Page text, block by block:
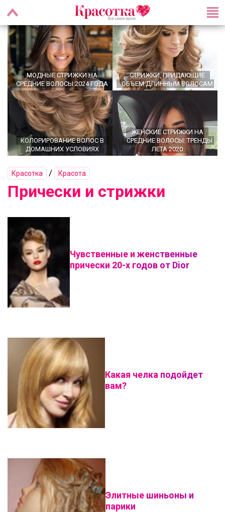
МОДНЫЕ СТРИЖКИ НА
СРЕДНИЕ ВОЛОСЫ 2024 ГОДА
СТРИЖКИ, ПРИДАЮЩИЕ
ОБЪЕМ ДЛИННЫМ ВОЛОСАМ
КОЛОРИРОВАНИЕ ВОЛОС В
ДОМАШНИХ УСЛОВИЯХ
ЖЕНСКИЕ СТРИЖКИ НА
СРЕДНИЕ ВОЛОСЫ: ТРЕНДЫ
ЛЕТА 2020
ПОКУПКА НАТУРАЛЬНЫХ
Красотка / Красота
Прически и стрижки
Чувственные и женственные
прически 20-х годов от Dior
Какая челка подойдет
вам?
Элитные шиньоны и
парики